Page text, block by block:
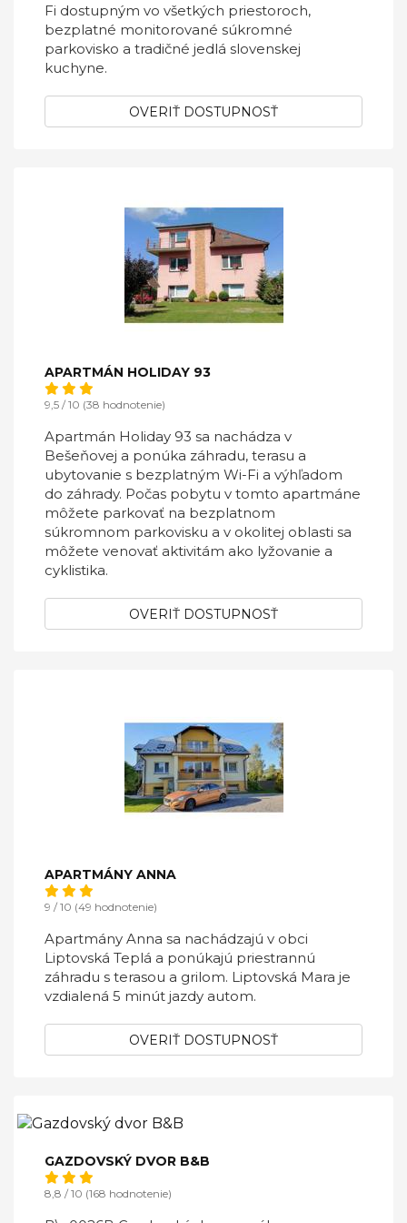
Fi dostupným vo všetkých priestoroch,
bezplatné monitorované súkromné
parkovisko a tradičné jedlá slovenskej
kuchyne.
OVERIŤ DOSTUPNOSŤ
APARTMÁN HOLIDAY 93
9,5 / 10 (38 hodnotenie)
Apartmán Holiday 93 sa nachádza v
Bešeňovej a ponúka záhradu, terasu a
ubytovanie s bezplatným Wi-Fi a výhľadom
do záhrady. Počas pobytu v tomto apartmáne
môžete parkovať na bezplatnom
súkromnom parkovisku a v okolitej oblasti sa
môžete venovať aktivitám ako lyžovanie a
cyklistika.
OVERIŤ DOSTUPNOSŤ
APARTMÁNY ANNA
9 / 10 (49 hodnotenie)
Apartmány Anna sa nachádzajú v obci
Liptovská Teplá a ponúkajú priestrannú
záhradu s terasou a grilom. Liptovská Mara je
vzdialená 5 minút jazdy autom.
OVERIŤ DOSTUPNOSŤ
GAZDOVSKÝ DVOR B&B
8,8 / 10 (168 hodnotenie)